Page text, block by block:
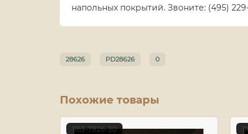
напольных покрытий. Звоните: (495) 229-
28626 PD28626 0
Похожие товары
1163-7826-30